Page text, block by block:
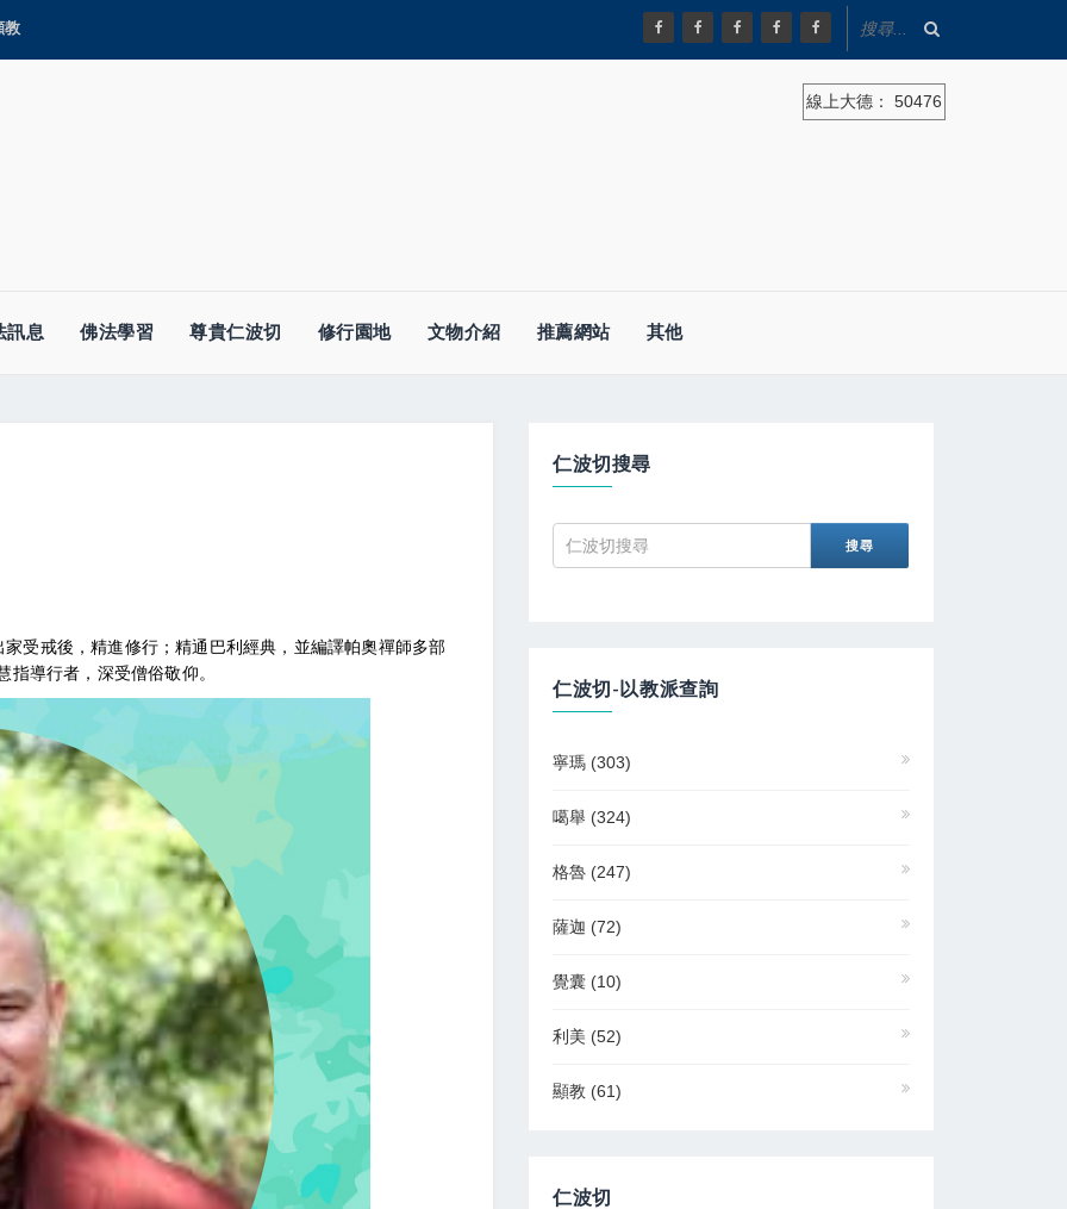
教
線上大德： 50476
訊息 佛法學習 尊貴仁波切 修行園地 文物介紹 推薦網站 其他
受戒後，精進修行；精通巴利經典，並編譯帕奧禪師多部
導行者，深受僧俗敬仰。
仁波切搜尋
仁波切-以教派查詢
寧瑪 (303)
噶舉 (324)
格魯 (247)
薩迦 (72)
覺囊 (10)
利美 (52)
顯教 (61)
仁波切